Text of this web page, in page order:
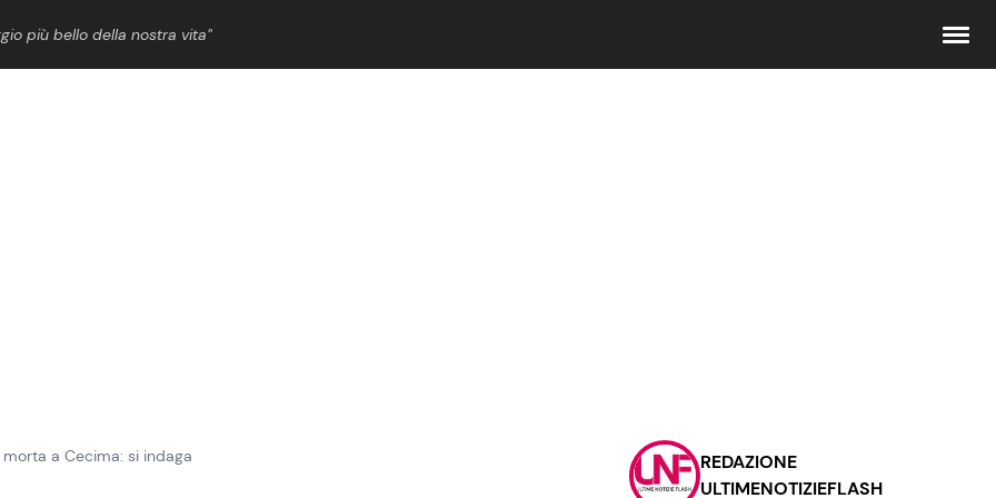
più bello della nostra vita”
Contattaci
Pubblicità
a Cecima: si indaga
REDAZIONE
ULTIMENOTIZIEFLASH